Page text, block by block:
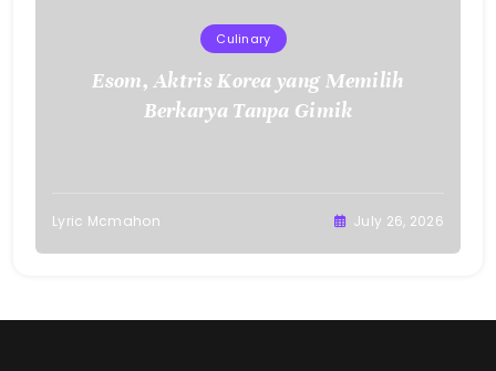
Culinary
Esom, Aktris Korea yang Memilih
Berkarya Tanpa Gimik
Lyric Mcmahon July 26, 2026